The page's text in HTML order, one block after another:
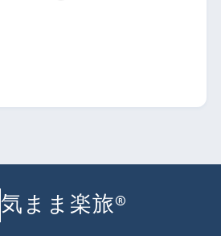
気まま楽旅®︎